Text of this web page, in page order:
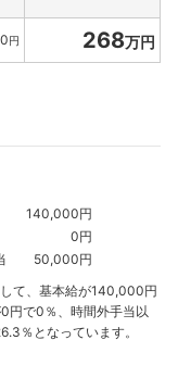
円 268万円
140,000円
0円
50,000円
て、基本給が140,000円
円で0％、時間外手当以
％となっています。